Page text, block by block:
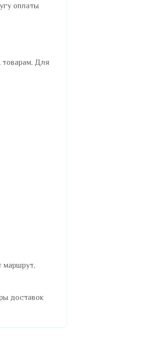
оплаты
товарам. Для
маршрут,
доставок